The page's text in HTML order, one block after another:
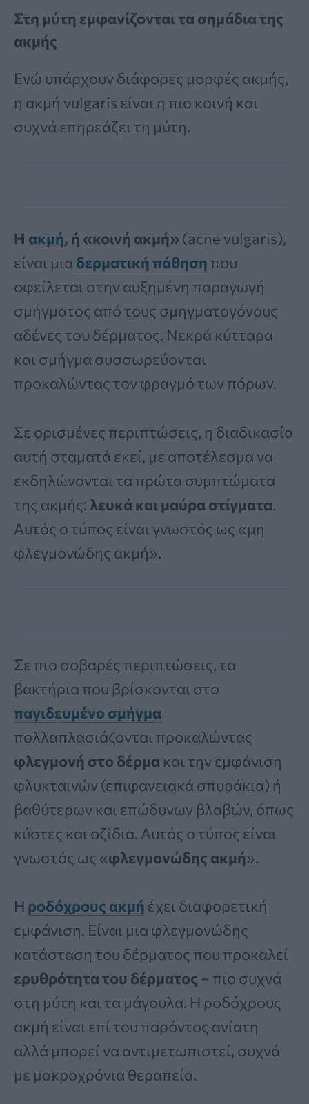
Στη μύτη εμφανίζονται τα σημάδια της
ακμής
Ενώ υπάρχουν διάφορες μορφές ακμής,
η ακμή vulgaris είναι η πιο κοινή και
συχνά επηρεάζει τη μύτη.
Η ακμή, ή «κοινή ακμή»(acne vulgaris),
είναι μια δερματική πάθηση που
οφείλεται στην αυξημένη παραγωγή
σμήγματος από τους σμηγματογόνους
αδένες του δέρματος. Νεκρά κύτταρα
και σμήγμα συσσωρεύονται
προκαλώντας τον φραγμό των πόρων.
Σε ορισμένες περιπτώσεις, η διαδικασία
αυτή σταματά εκεί, με αποτέλεσμα να
εκδηλώνονται τα πρώτα συμπτώματα
της ακμής: λευκά και μαύρα στίγματα.
Αυτός ο τύπος είναι γνωστός ως «μη
φλεγμονώδης ακμή».
Σε πιο σοβαρές περιπτώσεις, τα
βακτήρια που βρίσκονται στο
παγιδευμένο σμήγμα
πολλαπλασιάζονται προκαλώντας
φλεγμονή στο δέρμα και την εμφάνιση
φλυκταινών (επιφανειακά σπυράκια) ή
βαθύτερων και επώδυνων βλαβών, όπως
κύστες και οζίδια. Αυτός ο τύπος είναι
γνωστός ως «φλεγμονώδης ακμή».
Η ροδόχρους ακμή έχει διαφορετική
εμφάνιση. Είναι μια φλεγμονώδης
κατάσταση του δέρματος που προκαλεί
ερυθρότητα του δέρματος – πιο συχνά
στη μύτη και τα μάγουλα. Η ροδόχρους
ακμή είναι επί του παρόντος ανίατη
αλλά μπορεί να αντιμετωπιστεί, συχνά
με μακροχρόνια θεραπεία.